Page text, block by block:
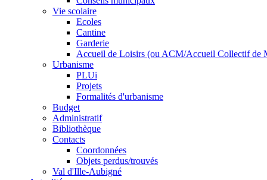
Vie scolaire
Ecoles
Cantine
Garderie
Accueil de Loisirs (ou ACM/Accueil Collectif de
Urbanisme
PLUi
Projets
Formalités d'urbanisme
Budget
Administratif
Bibliothèque
Contacts
Coordonnées
Objets perdus/trouvés
Val d'Ille-Aubigné